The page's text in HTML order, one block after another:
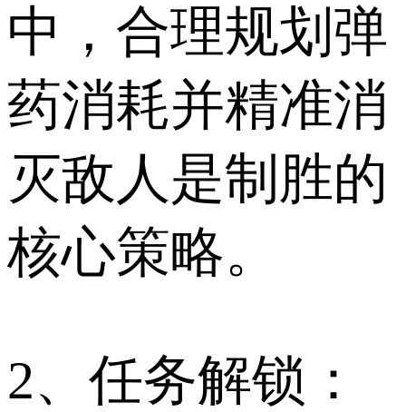
中，合理规划弹
药消耗并精准消
灭敌人是制胜的
核心策略。
2、任务解锁：